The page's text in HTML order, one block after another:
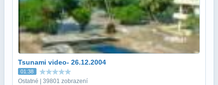
Tsunami video- 26.12.2004
01:38
Ostatné | 39801 zobrazení